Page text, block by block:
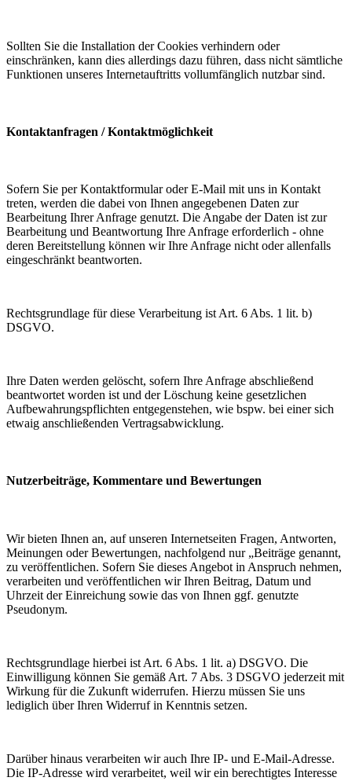
Sollten Sie die Installation der Cookies verhindern oder
einschränken, kann dies allerdings dazu führen, dass nicht sämtliche
Funktionen unseres Internetauftritts vollumfänglich nutzbar sind.
Kontaktanfragen / Kontaktmöglichkeit
Sofern Sie per Kontaktformular oder E-Mail mit uns in Kontakt
treten, werden die dabei von Ihnen angegebenen Daten zur
Bearbeitung Ihrer Anfrage genutzt. Die Angabe der Daten ist zur
Bearbeitung und Beantwortung Ihre Anfrage erforderlich - ohne
deren Bereitstellung können wir Ihre Anfrage nicht oder allenfalls
eingeschränkt beantworten.
Rechtsgrundlage für diese Verarbeitung ist Art. 6 Abs. 1 lit. b)
DSGVO.
Ihre Daten werden gelöscht, sofern Ihre Anfrage abschließend
beantwortet worden ist und der Löschung keine gesetzlichen
Aufbewahrungspflichten entgegenstehen, wie bspw. bei einer sich
etwaig anschließenden Vertragsabwicklung.
Nutzerbeiträge, Kommentare und Bewertungen
Wir bieten Ihnen an, auf unseren Internetseiten Fragen, Antworten,
Meinungen oder Bewertungen, nachfolgend nur „Beiträge genannt,
zu veröffentlichen. Sofern Sie dieses Angebot in Anspruch nehmen,
verarbeiten und veröffentlichen wir Ihren Beitrag, Datum und
Uhrzeit der Einreichung sowie das von Ihnen ggf. genutzte
Pseudonym.
Rechtsgrundlage hierbei ist Art. 6 Abs. 1 lit. a) DSGVO. Die
Einwilligung können Sie gemäß Art. 7 Abs. 3 DSGVO jederzeit mit
Wirkung für die Zukunft widerrufen. Hierzu müssen Sie uns
lediglich über Ihren Widerruf in Kenntnis setzen.
Darüber hinaus verarbeiten wir auch Ihre IP- und E-Mail-Adresse.
Die IP-Adresse wird verarbeitet, weil wir ein berechtigtes Interesse